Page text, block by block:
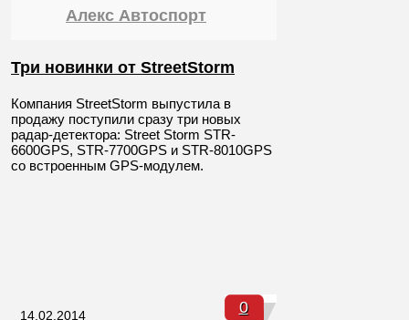
Алекс Автоспорт
Три новинки от StreetStorm
Компания StreetStorm выпустила в
продажу поступили сразу три новых
радар-детектора: Street Storm STR-
6600GPS, STR-7700GPS и STR-8010GPS
со встроенным GPS-модулем.
14.02.2014 0